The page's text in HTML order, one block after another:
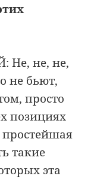
Не, не, не,
не бьют,
просто
позициях
такие
эта